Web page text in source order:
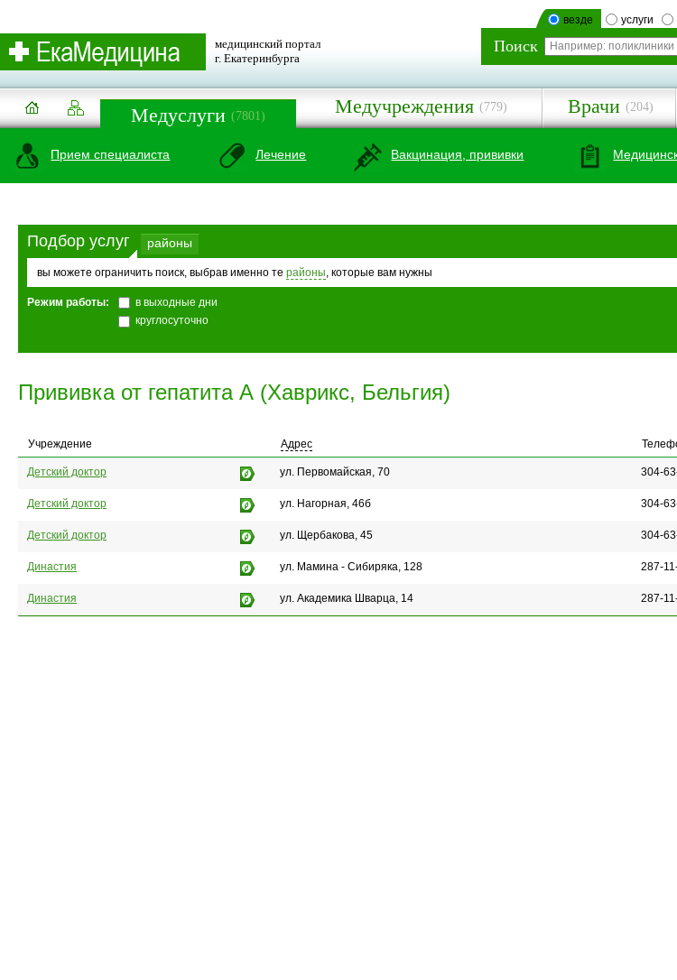
везде услуги
Поиск
медицинский портал
г. Екатеринбурга
Медуслуги (7801) Медучреждения (779) Врачи (204)
Прием специалиста Лечение Вакцинация, прививки
Подбор услуг районы
вы можете ограничить поиск, выбрав именно те районы, которые вам нужны
Режим работы:
в выходные дни
круглосуточно
Прививка от гепатита А (Хаврикс, Бельгия)
Учреждение Адрес
Детский доктор ул. Первомайская, 70 304-
Детский доктор ул. Нагорная, 46б 304-
Детский доктор ул. Щербакова, 45 304-
Династия ул. Мамина - Сибиряка, 128 287-
Династия ул. Академика Шварца, 14 287-